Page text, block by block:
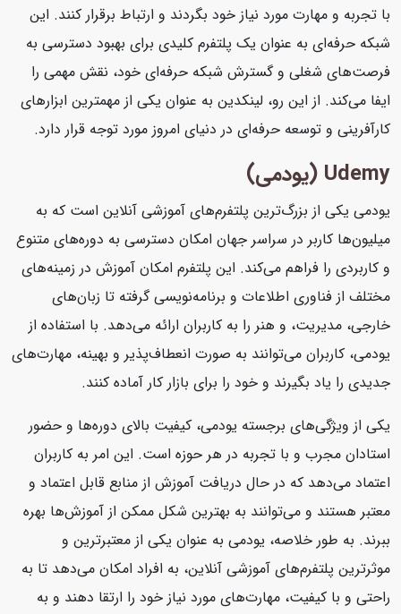
با تجربه و مهارت مورد نیاز خود بگردند و ارتباط برقرار کنند. این
شبکه حرفه‌ای به عنوان یک پلتفرم کلیدی برای بهبود دسترسی به
فرصت‌های شغلی و گسترش شبکه حرفه‌ای خود، نقش مهمی را
ایفا می‌کند. از این رو، لینکدین به عنوان یکی از مهمترین ابزارهای
کارآفرینی و توسعه حرفه‌ای در دنیای امروز مورد توجه قرار دارد.
Udemy (یودمی)
یودمی یکی از بزرگ‌ترین پلتفرم‌های آموزشی آنلاین است که به
میلیون‌ها کاربر در سراسر جهان امکان دسترسی به دوره‌های متنوع
و کاربردی را فراهم می‌کند. این پلتفرم امکان آموزش در زمینه‌های
مختلف از فناوری اطلاعات و برنامه‌نویسی گرفته تا زبان‌های
خارجی، مدیریت، و هنر را به کاربران ارائه می‌دهد. با استفاده از
یودمی، کاربران می‌توانند به صورت انعطاف‌پذیر و بهینه، مهارت‌های
جدیدی را یاد بگیرند و خود را برای بازار کار آماده کنند.
یکی از ویژگی‌های برجسته یودمی، کیفیت بالای دوره‌ها و حضور
استادان مجرب و با تجربه در هر حوزه است. این امر به کاربران
اعتماد می‌دهد که در حال دریافت آموزش از منابع قابل اعتماد و
معتبر هستند و می‌توانند به بهترین شکل ممکن از آموزش‌ها بهره
ببرند. به طور خلاصه، یودمی به عنوان یکی از معتبرترین و
موثرترین پلتفرم‌های آموزشی آنلاین، به افراد امکان می‌دهد تا به
راحتی و با کیفیت، مهارت‌های مورد نیاز خود را ارتقا دهند و به